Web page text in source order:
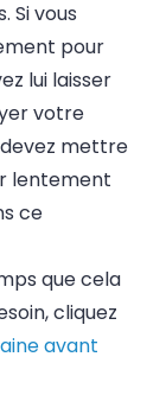
Si vous
pour
lui laisser
votre
mettre
lentement
ce
que cela
cliquez
avant